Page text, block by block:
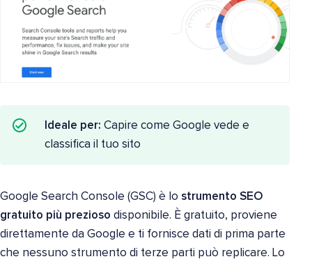
Ideale per: Capire come Google vede e
classifica il tuo sito
Google Search Console (GSC) è lo strumento SEO
gratuito più prezioso disponibile. È gratuito, proviene
direttamente da Google e ti fornisce dati di prima parte
che nessuno strumento di terze parti può replicare. Lo